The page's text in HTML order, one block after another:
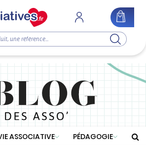
ASSOCIATIVE PÉDAGOGIE